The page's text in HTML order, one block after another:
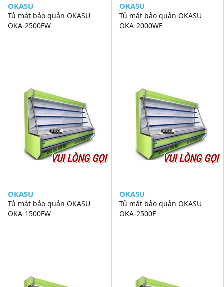
OKASU
Tủ mát bảo quản OKASU
OKA-2500FW
OKASU
Tủ mát bảo quản OKASU
OKA-2000WF
VUI LÒNG GỌI
OKASU
Tủ mát bảo quản OKASU
OKA-1500FW
VUI LÒNG GỌI
OKASU
Tủ mát bảo quản OKASU
OKA-2500F